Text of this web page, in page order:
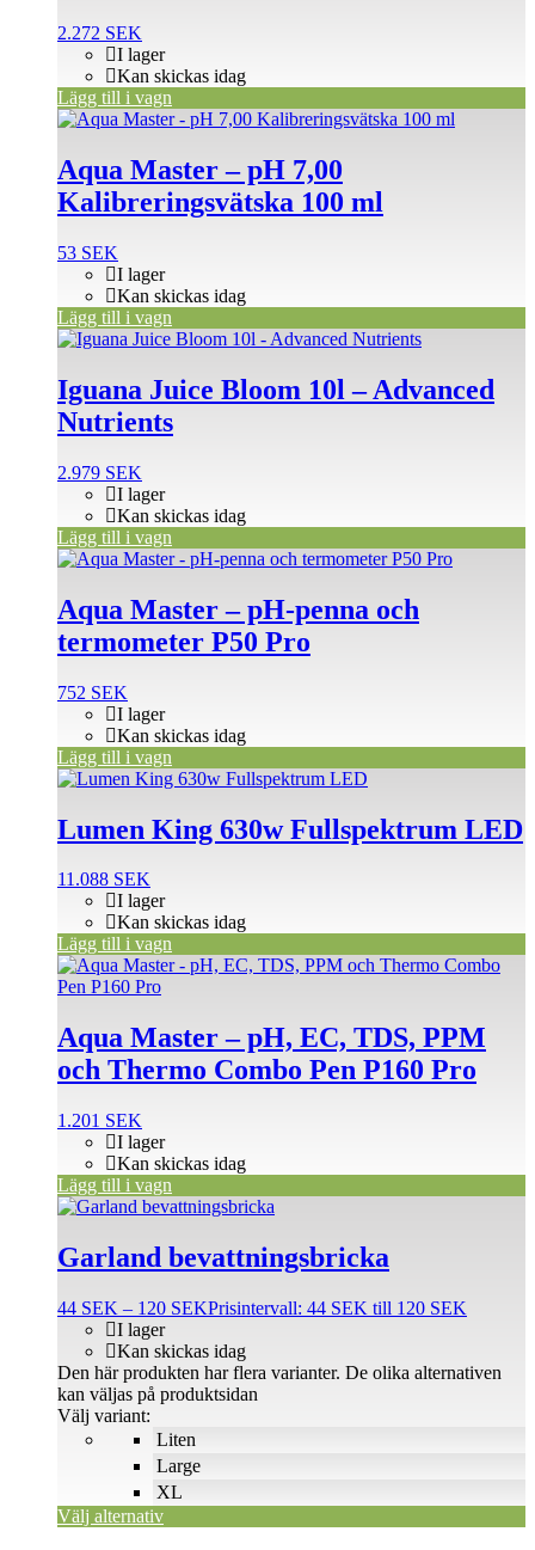
2.272 SEK
I lager
Kan skickas idag
Lägg till i vagn
Aqua Master – pH 7,00
Kalibreringsvätska 100 ml
53 SEK
I lager
Kan skickas idag
Lägg till i vagn
Iguana Juice Bloom 10l – Advanced
Nutrients
2.979 SEK
I lager
Kan skickas idag
Lägg till i vagn
Aqua Master – pH-penna och
termometer P50 Pro
752 SEK
I lager
Kan skickas idag
Lägg till i vagn
Lumen King 630w Fullspektrum LED
11.088 SEK
I lager
Kan skickas idag
Lägg till i vagn
Aqua Master – pH, EC, TDS, PPM
och Thermo Combo Pen P160 Pro
1.201 SEK
I lager
Kan skickas idag
Lägg till i vagn
Garland bevattningsbricka
44 SEK – 120 SEKPrisintervall: 44 SEK till 120 SEK
Liten
Large
XL
I lager
Kan skickas idag
Välj variant:
Välj alternativ
Den här produkten har flera varianter. De olika alternativen
kan väljas på produktsidan